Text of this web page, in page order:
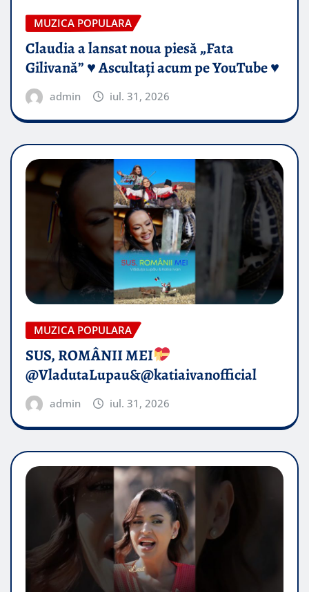
MUZICA POPULARA
Claudia a lansat noua piesă „Fata
Gilivană” ♥️ Ascultați acum pe YouTube ♥️
admin iul. 31, 2026
MUZICA POPULARA
SUS, ROMÂNII MEI
@VladutaLupau&@katiaivanofficial
admin iul. 31, 2026